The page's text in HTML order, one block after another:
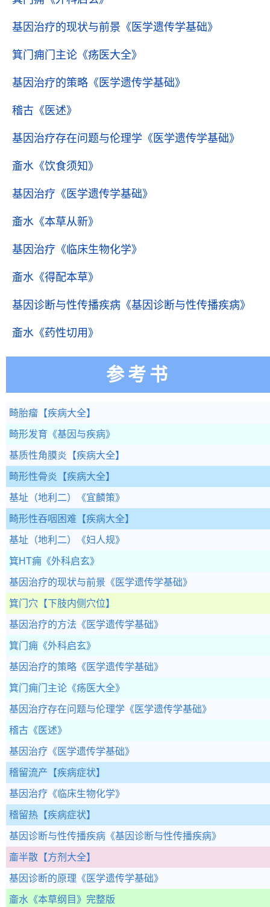
基因治疗的现状与前景 《医学遗传学基础》
箕门痈门主论 《疡医大全》
基因治疗的策略 《医学遗传学基础》
稽古 《医述》
基因治疗存在问题与伦理学 《医学遗传学基础》
齑水 《饮食须知》
基因治疗 《医学遗传学基础》
齑水 《本草从新》
基因治疗 《临床生物化学》
齑水 《得配本草》
基因诊断与性传播疾病 《基因诊断与性传播疾病》
齑水 《药性切用》
参考书
畸胎瘤 【疾病大全】
畸形发育 《基因与疾病》
基质性角膜炎 【疾病大全】
畸形性骨炎 【疾病大全】
基址（地利二） 《宜麟策》
畸形性吞咽困难 【疾病大全】
基址（地利二） 《妇人规》
箕HT痈 《外科启玄》
基因治疗的现状与前景 《医学遗传学基础》
箕门穴 【下肢内侧穴位】
基因治疗的方法 《医学遗传学基础》
箕门痈 《外科启玄》
基因治疗的策略 《医学遗传学基础》
箕门痈门主论 《疡医大全》
基因治疗存在问题与伦理学 《医学遗传学基础》
稽古 《医述》
基因治疗 《医学遗传学基础》
稽留流产 【疾病症状】
基因治疗 《临床生物化学》
稽留热 【疾病症状】
基因诊断与性传播疾病 《基因诊断与性传播疾病》
齑半散 【方剂大全】
基因诊断的原理 《医学遗传学基础》
齑水 《本草纲目》完整版